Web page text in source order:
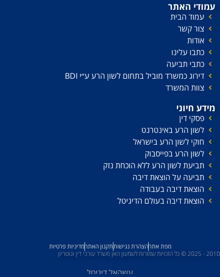
עמודי האתר
עמוד הבית
צור קשר
אודות
כתבו עלינו
כתבי תביעה
דירוג כמשרד מוביל בתחום לשון הרע ע׳׳י BDI
צוות המשרד
מידע חיוני
פסקי דין
לשון הרע באינטרנט
חוקי לשון הרע בישראל
לשון הרע בפייסבוק
תביעת לשון הרע ללא הוכחת נזק
תביעה על הוצאת דיבה
הוצאת דיבה בעבודה
הוצאת דיבה בעולם הדיגיטל
מפת אתרהצהרת נגישותתקנון האתרמדיניות פרטיות
2010 - 2025 © כל הזכויות שמורות לשמעון האן משרד עורכי דין ונוטריון
עשהאל דיגיטל